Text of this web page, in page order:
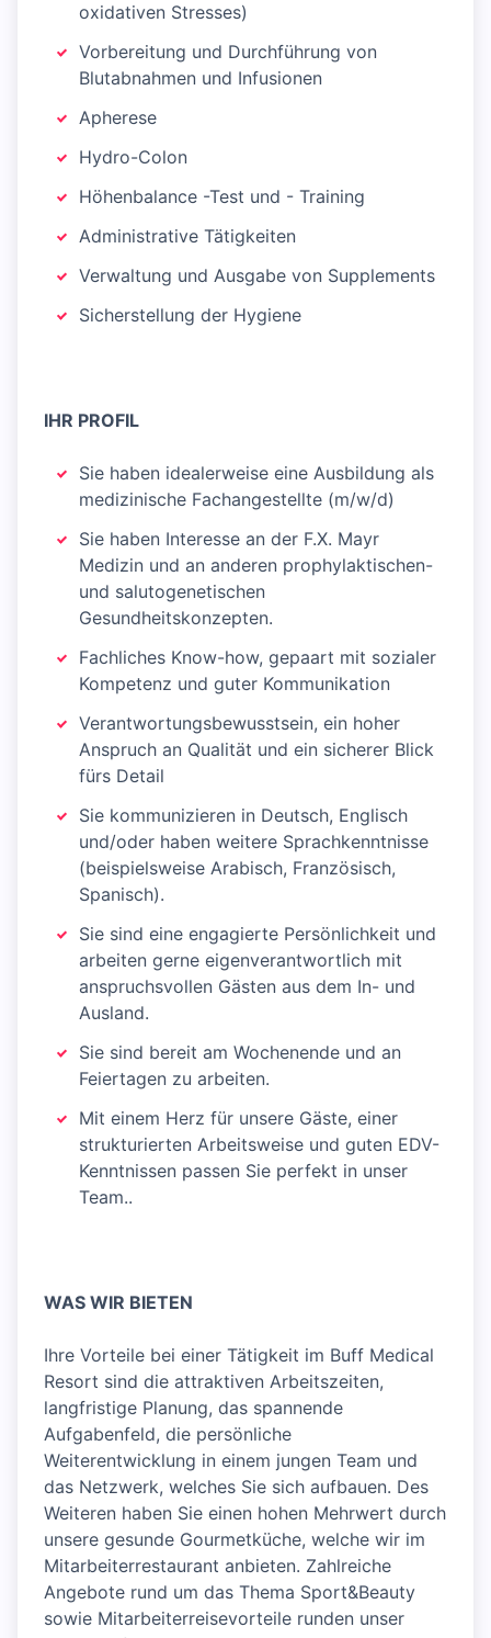
oxidativen Stresses)
Vorbereitung und Durchführung von
Blutabnahmen und Infusionen
Apherese
Hydro-Colon
Höhenbalance -Test und - Training
Administrative Tätigkeiten
Verwaltung und Ausgabe von Supplements
Sicherstellung der Hygiene
IHR PROFIL
Sie haben idealerweise eine Ausbildung als
medizinische Fachangestellte (m/w/d)
Sie haben Interesse an der F.X. Mayr
Medizin und an anderen prophylaktischen-
und salutogenetischen
Gesundheitskonzepten.
Fachliches Know-how, gepaart mit sozialer
Kompetenz und guter Kommunikation
Verantwortungsbewusstsein, ein hoher
Anspruch an Qualität und ein sicherer Blick
fürs Detail
Sie kommunizieren in Deutsch, Englisch
und/oder haben weitere Sprachkenntnisse
(beispielsweise Arabisch, Französisch,
Spanisch).
Sie sind eine engagierte Persönlichkeit und
arbeiten gerne eigenverantwortlich mit
anspruchsvollen Gästen aus dem In- und
Ausland.
Sie sind bereit am Wochenende und an
Feiertagen zu arbeiten.
Mit einem Herz für unsere Gäste, einer
strukturierten Arbeitsweise und guten EDV-
Kenntnissen passen Sie perfekt in unser
Team..
WAS WIR BIETEN
Ihre Vorteile bei einer Tätigkeit im Buff Medical
Resort sind die attraktiven Arbeitszeiten,
langfristige Planung, das spannende
Aufgabenfeld, die persönliche
Weiterentwicklung in einem jungen Team und
das Netzwerk, welches Sie sich aufbauen. Des
Weiteren haben Sie einen hohen Mehrwert durch
unsere gesunde Gourmetküche, welche wir im
Mitarbeiterrestaurant anbieten. Zahlreiche
Angebote rund um das Thema Sport&Beauty
sowie Mitarbeiterreisevorteile runden unser